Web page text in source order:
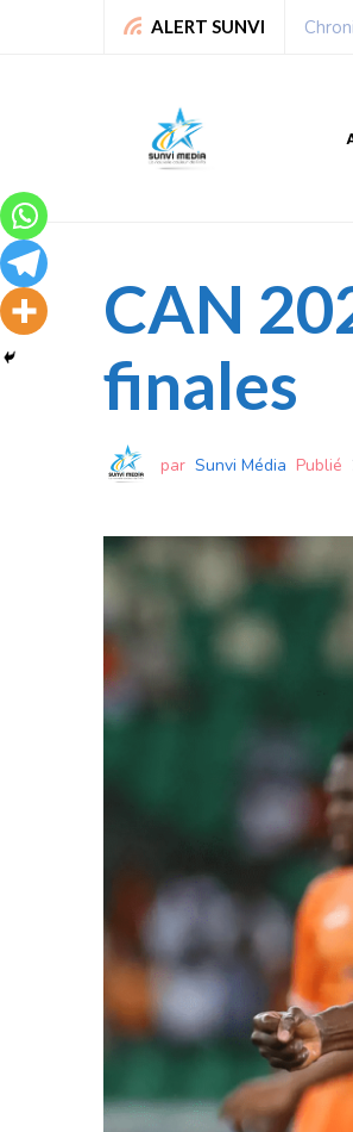
ALERT SUNVI
CAN
finales
par Sunvi Média Publié